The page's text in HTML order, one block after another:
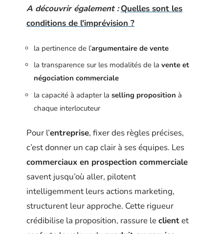
A découvrir également : Quelles sont les
conditions de l'imprévision ?
la pertinence de l’argumentaire de vente
la transparence sur les modalités de la vente et
négociation commerciale
la capacité à adapter la selling proposition à
chaque interlocuteur
Pour l’entreprise, fixer des règles précises,
c’est donner un cap clair à ses équipes. Les
commerciaux en prospection commerciale
savent jusqu’où aller, pilotent
intelligemment leurs actions marketing,
structurent leur approche. Cette rigueur
crédibilise la proposition, rassure leclientet